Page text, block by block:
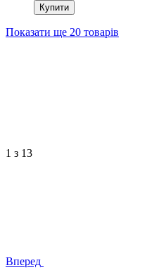
Купити
Показати ще 20 товарів
1 з 13
Вперед